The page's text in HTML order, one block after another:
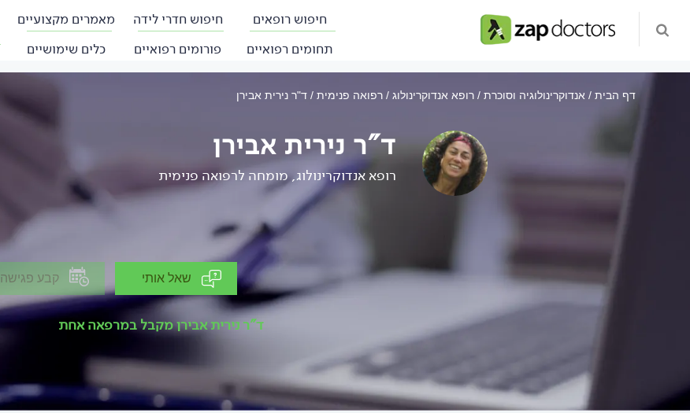
חיפוש רופאים חיפוש חדרי לידה מאמרים מקצועיים
תחומים רפואיים
פורומים רפואיים כלים שימושיים
דף הבית אנדוקרינולוגיה וסוכרת רופא אנדוקרינולוג רפואה פנימית ד"ר נירית אבירן
ד"ר נירית אבירן
רופא אנדוקרינולוג, מומחה לרפואה פנימית
שאל אותי קבע פגישה
ד"ר נירית אבירן מקבל במרפאה אחת